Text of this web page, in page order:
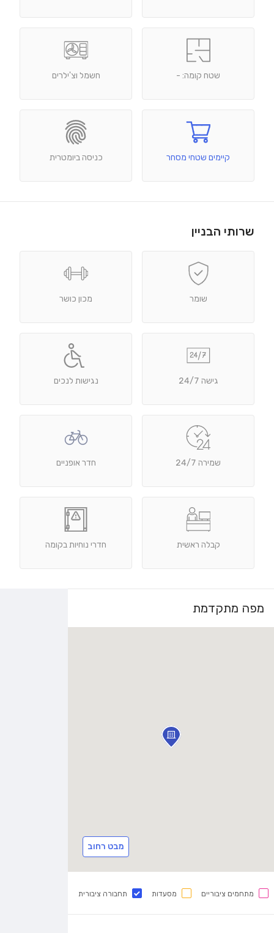
שטח קומה: - חשמל וצ'ילרים
קיימים שטחי מסחר כניסה ביומטרית
שרותי הבניין
שומר מכון כושר
גישה 24/7 נגישות לנכים
שמירה 24/7 חדר אופניים
קבלה ראשית חדרי נוחיות בקומה
מפה מתקדמת
מבט רחוב
מתחמים ציבוריים מסעדות תחבורה ציבורית